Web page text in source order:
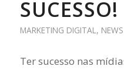
SUCESSO!
MARKETING DIGITAL, NEWS
Ter sucesso nas